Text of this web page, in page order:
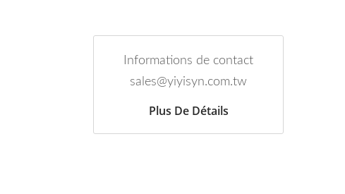
Informations de contact
sales@yiyisyn.com.tw
Plus De Détails